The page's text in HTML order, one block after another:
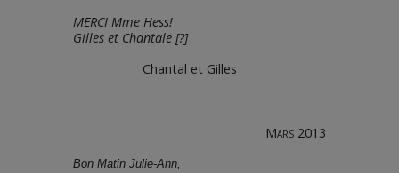
MERCI Mme Hess!
Gilles et Chantale [?]
Chantal et Gilles
Mars 2013
Bon Matin Julie-Ann,